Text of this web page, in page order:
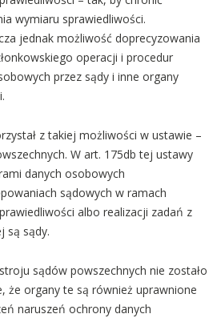
wymiaru sprawiedliwości.
jednak możliwość doprecyzowania
operacji i procedur
przez sądy i inne organy
z takiej możliwości w ustawie –
W art. 175db tej ustawy
danych osobowych
sądowych w ramach
albo realizacji zadań z
są sądy.
sądów powszechnych nie zostało
że organy te są również uprawnione
naruszeń ochrony danych